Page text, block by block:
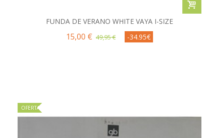
FUNDA DE VERANO WHITE VAYA I-SIZE
15,00 € 49,95 € -34.95€
OFERTA